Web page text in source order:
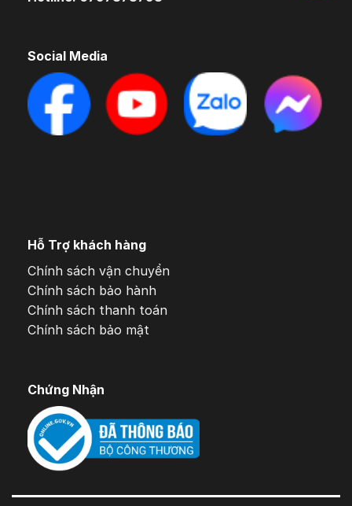
Social Media
Hỗ Trợ khách hàng
Chính sách vận chuyển
Chính sách bảo hành
Chính sách thanh toán
Chính sách bảo mật
Chứng Nhận